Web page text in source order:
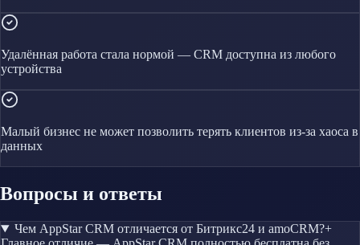
Удалённая работа стала нормой — CRM доступна из любого
устройства
Малый бизнес не может позволить терять клиентов из-за хаоса в
данных
Вопросы и ответы
Чем AppStar CRM отличается от Битрикс24 и amoCRM?+